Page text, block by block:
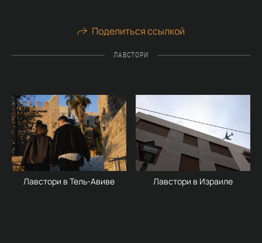
Поделиться ссылкой
ЛАВСТОРИ
Лавстори в Тель-Авиве Лавстори в Израиле